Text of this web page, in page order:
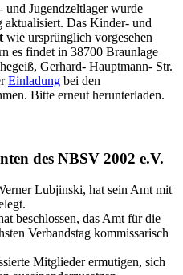
Jugendzeltlager wurde
aktualisiert. Das Kinder- und
wie ursprünglich vorgesehen
es findet in 38700 Braunlage
Gerhard- Hauptmann- Str.
Einladung bei den
Bitte erneut herunterladen.
des NBSV 2002 e.V.
Lubjinski, hat sein Amt mit
beschlossen, das Amt für die
Verbandstag kommissarisch
Mitglieder ermutigen, sich